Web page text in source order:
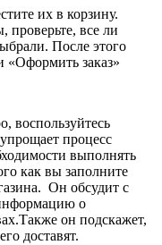
их в корзину.
проверьте, все ли
После этого
«Оформить заказ»
воспользуйтесь
процесс
выполнять
как вы заполните
Он обсудит с
о
он подскажет,
доставят.